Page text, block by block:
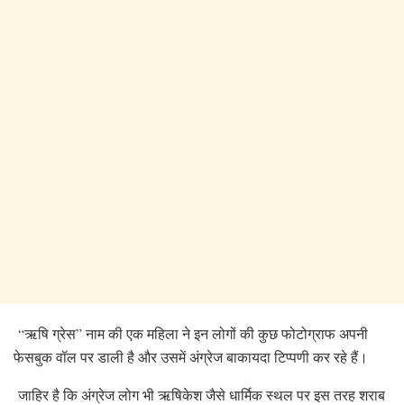
“ऋषि ग्रेस” नाम की एक महिला ने इन लोगों की कुछ फोटोग्राफ अपनी
फेसबुक वॉल पर डाली है और उसमें अंग्रेज बाकायदा टिप्पणी कर रहे हैं।
जाहिर है कि अंग्रेज लोग भी ऋषिकेश जैसे धार्मिक स्थल पर इस तरह शराब